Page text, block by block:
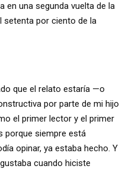
en una segunda vuelta de la
setenta por ciento de la
que el relato estaría —o
por parte de mi hijo
el primer lector y el primer
porque siempre está
opinar, ya estaba hecho. Y
cuando hiciste